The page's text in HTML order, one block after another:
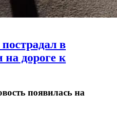
в
на дороге к
появилась на